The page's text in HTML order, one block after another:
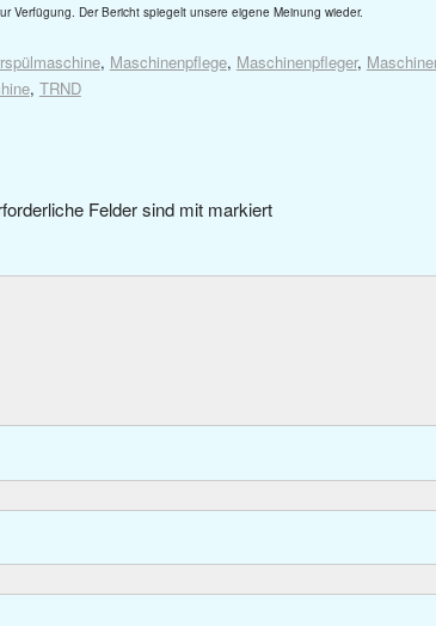
Verfügung. Der Bericht spiegelt unsere eigene Meinung wieder.
, Maschinenpflege, Maschinenpfleger,
, TRND
Felder sind mit markiert